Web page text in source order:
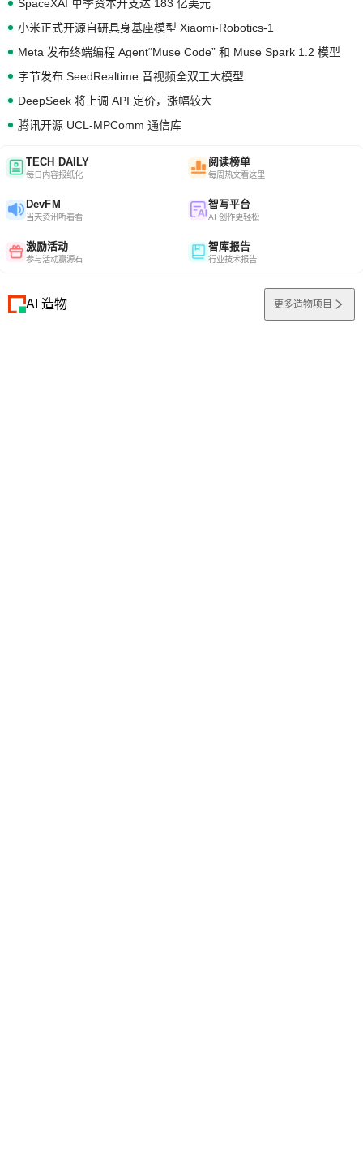
SpaceXAI 单季资本开支达 183 亿美元
小米正式开源自研具身基座模型 Xiaomi-Robotics-1
Meta 发布终端编程 Agent“Muse Code” 和 Muse Spark 1.2 模型
字节发布 SeedRealtime 音视频全双工大模型
DeepSeek 将上调 API 定价，涨幅较大
腾讯开源 UCL-MPComm 通信库
TECH DAILY
每日内容报纸化
阅读榜单
每周热文看这里
DevFM
当天资讯听着看
智写平台
AI 创作更轻松
激励活动
参与活动赢源石
智库报告
行业技术报告
AI 造物 更多造物项目